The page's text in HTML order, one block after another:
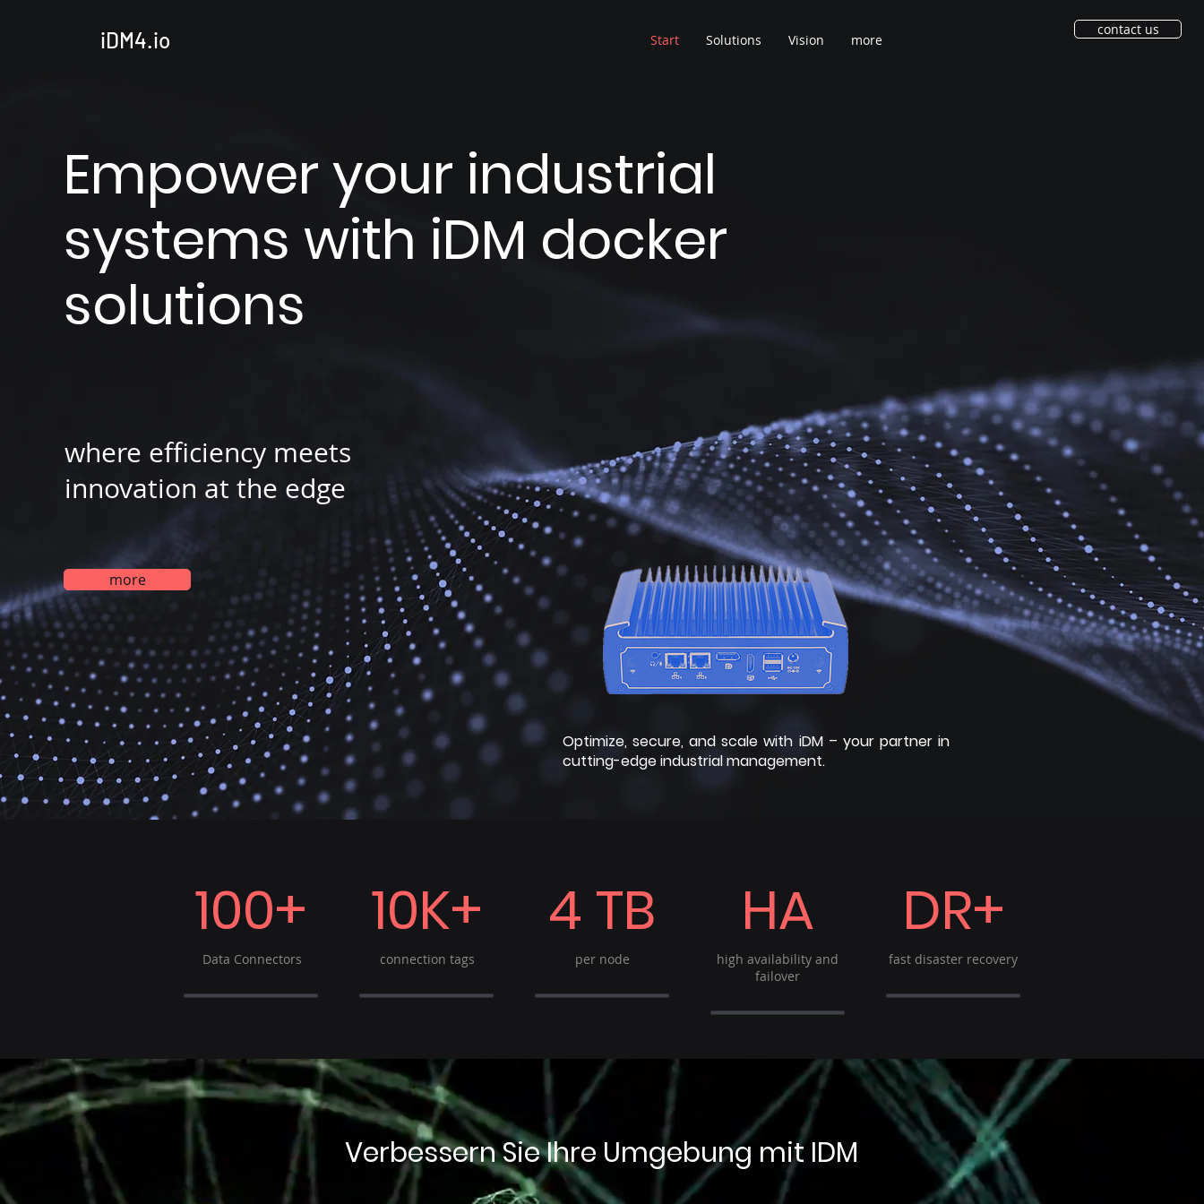
iDM4.io Start Solutions Vision more
contact us
Empower your industrial
systems with iDM docker
solutions
where efficiency meets
innovation at the edge
more
Optimize, secure, and scale with iDM – your partner in
cutting-edge industrial management.
100+
Data Connectors
10K+
connection tags
4 TB
per node
HA
high availability and
failover
DR+
fast disaster recovery
Verbessern Sie Ihre Umgebung mit IDM